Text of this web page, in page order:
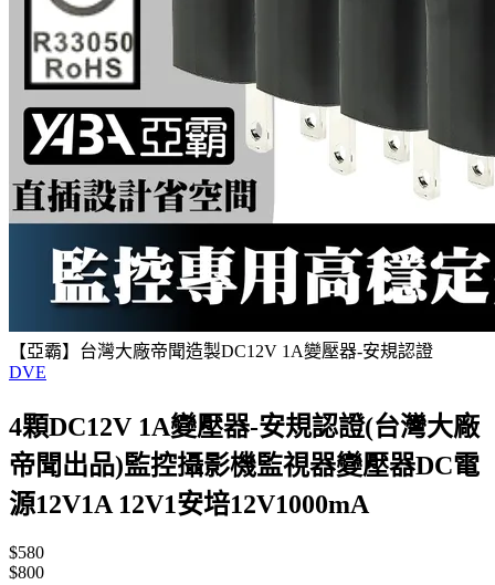
【亞霸】台灣大廠帝聞造製DC12V 1A變壓器-安規認證
DVE
4顆DC12V 1A變壓器-安規認證(台灣大廠
帝聞出品)監控攝影機監視器變壓器DC電
源12V1A 12V1安培12V1000mA
$580
$800